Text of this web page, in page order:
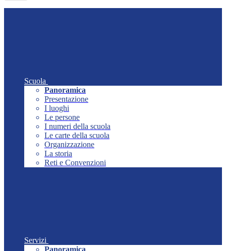
Scuola
Panoramica
Presentazione
I luoghi
Le persone
I numeri della scuola
Le carte della scuola
Organizzazione
La storia
Reti e Convenzioni
Servizi